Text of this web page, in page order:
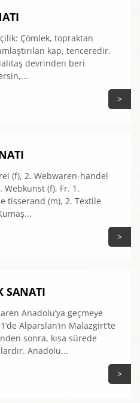
Çömlek, topraktan
kap, tenceredir.
devrinden beri
>
(f), 2. Webwaren-handel
(f), Fr. 1.
tisserand (m), 2. Textile
>
SANATI
Anadolu’ya geçmeye
Alparslan’ın Malazgirt’te
sonra, kısa sürede
Anadolu...
>